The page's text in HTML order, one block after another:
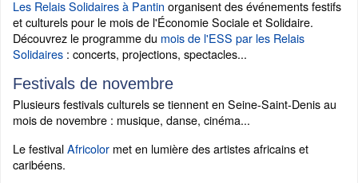
Les Relais Solidaires à Pantin organisent des événements festifs
et culturels pour le mois de l'Économie Sociale et Solidaire.
Découvrez le programme du mois de l'ESS par les Relais
Solidaires : concerts, projections, spectacles...
Festivals de novembre
Plusieurs festivals culturels se tiennent en Seine-Saint-Denis au
mois de novembre : musique, danse, cinéma...
Le festivalAfricolor met en lumière des artistes africains et
caribéens.